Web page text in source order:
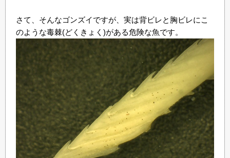
さて、そんなゴンズイですが、実は背ビレと胸ビレにこ
のような毒棘(どくきょく)がある危険な魚です。